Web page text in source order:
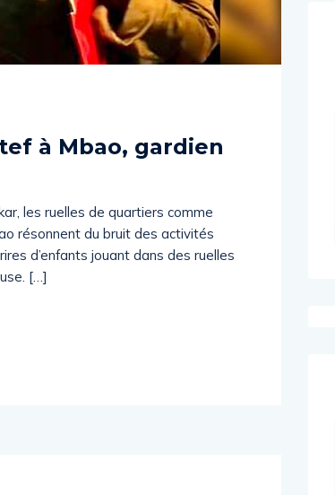
à Mbao, gardien
les ruelles de quartiers comme
résonnent du bruit des activités
d’enfants jouant dans des ruelles
[…]